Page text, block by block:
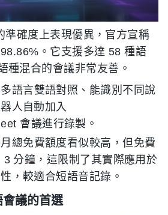
準確度上表現優異，官方宣稱
。它支援多達 58 種語
種混合的會議非常友善。
語言雙語對照、能識別不同說
人自動加入
會議進行錄製。
月總免費額度看似較高，但免費
3 分鐘，這限制了其實際應用於
，較適合短語音記錄。
議的首選